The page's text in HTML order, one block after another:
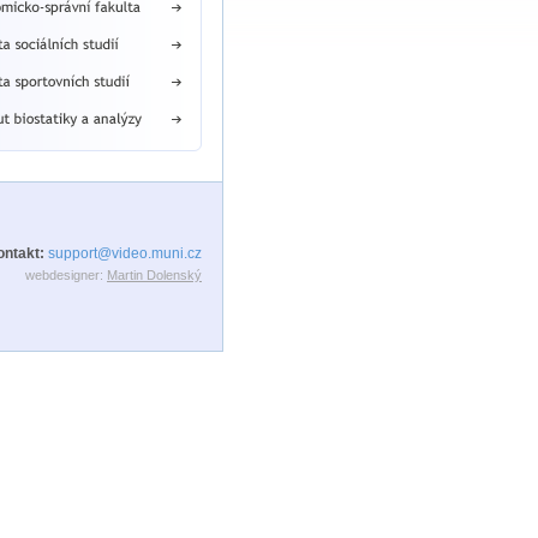
support@video.muni.cz
webdesigner: Martin Dolenský